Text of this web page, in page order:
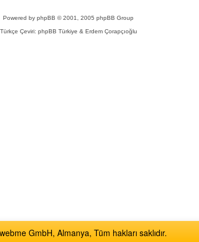
Powered by phpBB © 2001, 2005 phpBB Group
Türkçe Çeviri: phpBB Türkiye & Erdem Çorapçıoğlu
GmbH, Almanya, Tüm hakları saklıdır.